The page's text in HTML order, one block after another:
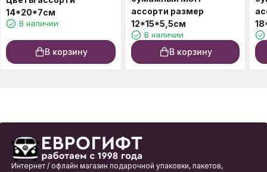
14*20*7см
В наличии
В корзину
ассорти размер
12*15*5,5см
В наличии
В корзину
Интернет / офлайн магазин подарочной упаковки, пакетов,